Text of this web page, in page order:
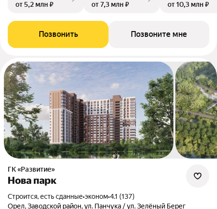
от 5,2 млн ₽
от 7,3 млн ₽
от 10,3 млн ₽
Позвонить Позвоните мне
ГК «Развитие»
Нова парк
Строится, есть сданные•эконом•4.1 (137)
Орел, Заводской район, ул. Панчука / ул. Зелёный Берег